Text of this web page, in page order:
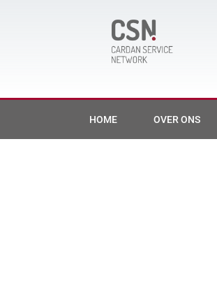
HOME OVER ONS